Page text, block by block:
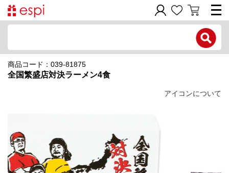
商品コード：039-81875
全国繁盛店対決ラーメン4食
アイコンについて
新規会員登録
価格帯別
お問い合わせフォーム